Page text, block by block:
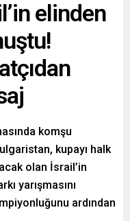
elinden
komşu
kupayı halk
olan İsrail’in
yarışmasını
ardından